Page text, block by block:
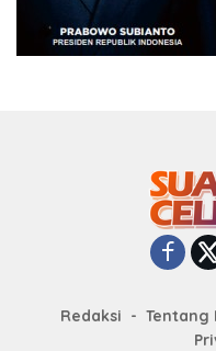
Redaksi Tentang